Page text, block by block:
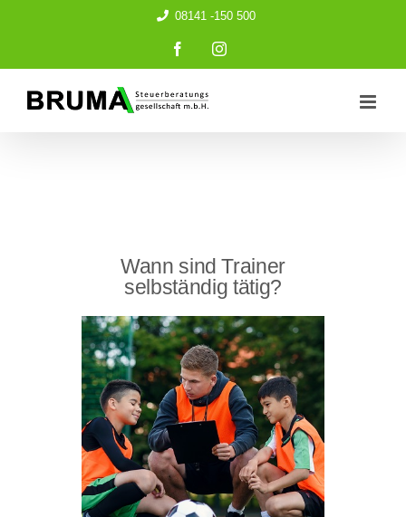
08141 -150 500
FacebookInstagram
Wann sind Trainer
selbständig tätig?